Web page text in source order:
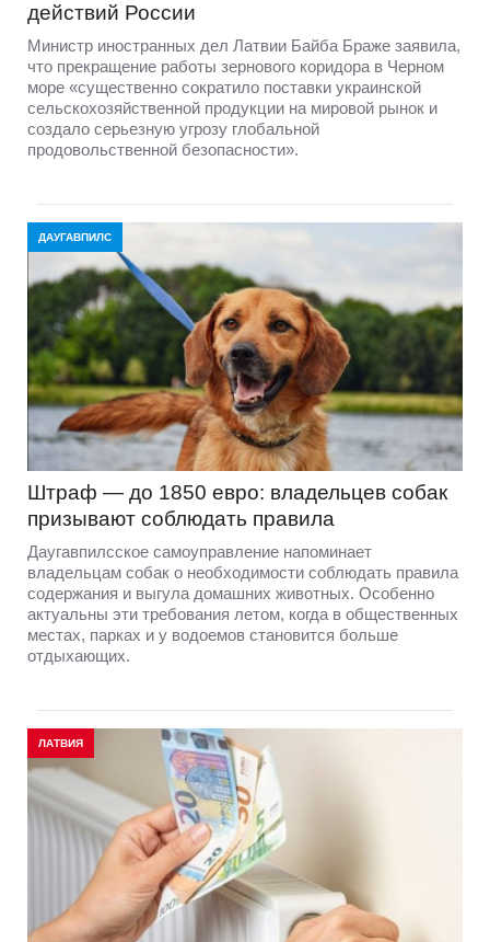
действий России
Министр иностранных дел Латвии Байба Браже заявила,
что прекращение работы зернового коридора в Черном
море «существенно сократило поставки украинской
сельскохозяйственной продукции на мировой рынок и
создало серьезную угрозу глобальной
продовольственной безопасности».
ДАУГАВПИЛС
Штраф — до 1850 евро: владельцев собак
призывают соблюдать правила
Даугавпилсское самоуправление напоминает
владельцам собак о необходимости соблюдать правила
содержания и выгула домашних животных. Особенно
актуальны эти требования летом, когда в общественных
местах, парках и у водоемов становится больше
отдыхающих.
ЛАТВИЯ